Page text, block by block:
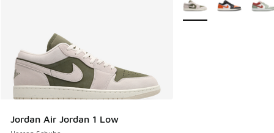
Jordan Air Jordan 1 Low